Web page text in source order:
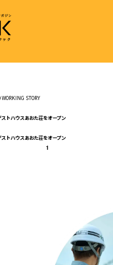
WORKING STORY
トハウスあおた荘をオープン
トハウスあおた荘をオープン
1